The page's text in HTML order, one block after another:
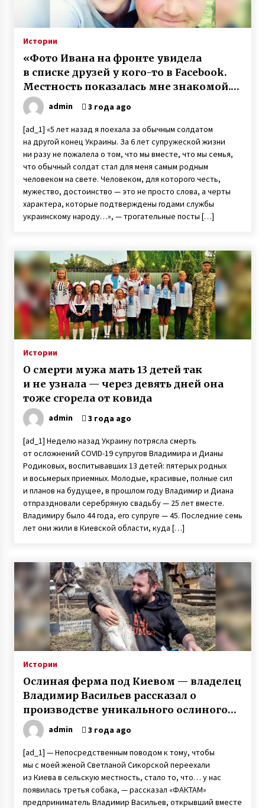
Неизлечимо больной 11-летний Саша с
Буковины записал трогательное видео
Ослиная ферма под Киевом — владелец
Владимир Васильев рассказал о
производстве уникального ослиного молока
без вести мать благодаря организации Новая
жизнь
7 лет ago
Раненый под Зеленопольем в 2014 году
катанием Sup-доске
6 лет ago
7 лет ago
После гибели мужа в АТО мать двух сыновей
Анна Оцабера из Винницкой области пошла
на войну
7 лет ago
6 лет ago
Слепая женщина из Винницы создала рок-
инвалидностью
«Фото Ивана на фронте увидела в списке
друзей у кого-то в Facebook. Местность
показалась мне знакомой. И я написала ему»
3 года ago
Вся семья Елены Куклы из Богуслава
Киевской области защищала Украину на
Донбассе
Истории
«Фото Ивана на фронте увидела
в списке друзей у кого-то в Facebook.
Местность показалась мне знакомой.
И я написала ему»
admin 3 года ago
[ad_1] «5 лет назад я поехала за обычным солдатом
на другой конец Украины. За 6 лет супружеской жизни
ни разу не пожалела о том, что мы вместе, что мы семья,
что обычный солдат стал для меня самым родным
человеком на свете. Человеком, для которого честь,
мужество, достоинство — это не просто слова, а черты
характера, которые подтверждены годами службы
украинскому народу…», — трогательные посты […]
Истории
О смерти мужа мать 13 детей так
и не узнала — через девять дней она
тоже сгорела от ковида
admin 3 года ago
[ad_1] Неделю назад Украину потрясла смерть
от осложнений COVID-19 супругов Владимира и Дианы
Родиковых, воспитывавших 13 детей: пятерых родных
и восьмерых приемных. Молодые, красивые, полные сил
и планов на будущее, в прошлом году Владимир и Диана
отпраздновали серебряную свадьбу — 25 лет вместе.
Владимиру было 44 года, его супруге — 45. Последние семь
лет они жили в Киевской области, куда […]
Истории
Ослиная ферма под Киевом — владелец
Владимир Васильев рассказал о
производстве уникального ослиного
молокаadmin 3 года ago
[ad_1] — Непосредственным поводом к тому, чтобы
мы с моей женой Светланой Сикорской переехали
из Киева в сельскую местность, стало то, что… у нас
появилась третья собака, — рассказал «ФАКТАМ»
предприниматель Владимир Васильев, открывший вместе